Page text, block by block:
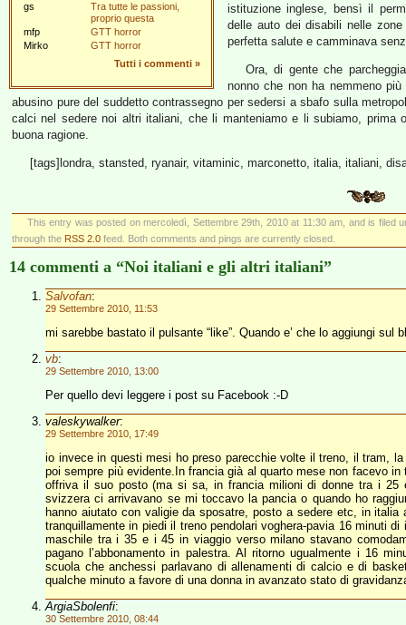
gs
Tra tutte le passioni,
proprio questa
mfp
GTT horror
Mirko
GTT horror
Tutti i commenti »
istituzione inglese, bensì il
delle auto dei disabili nelle
perfetta salute e camminava
Ora, di gente che
nonno che non ha nemmeno
abusino pure del suddetto contrassegno per sedersi a sbafo sulla
calci nel sedere noi altri italiani, che li manteniamo e li subiamo, prima
buona ragione.
[tags]londra, stansted, ryanair, vitaminic, marconetto, italia, italiani,
This entry was posted on mercoledì, Settembre 29th, 2010 at 11:30 am, and is filed
through the RSS 2.0 feed. Both comments and pings are currently closed.
14 commenti a “Noi italiani e gli altri italiani”
Salvofan:
29 Settembre 2010, 11:53
mi sarebbe bastato il pulsante “like”. Quando e’ che lo aggiungi sul
vb:
29 Settembre 2010, 13:00
Per quello devi leggere i post su Facebook :-D
valeskywalker:
29 Settembre 2010, 17:49
io invece in questi mesi ho preso parecchie volte il treno, il tram,
poi sempre più evidente.In francia già al quarto mese non facevo
offriva il suo posto (ma si sa, in francia milioni di donne tra i 25
svizzera ci arrivavano se mi toccavo la pancia o quando ho
hanno aiutato con valigie da sposatre, posto a sedere etc, in
tranquillamente in piedi il treno pendolari voghera-pavia 16 minuti
maschile tra i 35 e i 45 in viaggio verso milano stavano
pagano l’abbonamento in palestra. Al ritorno ugualmente i 16
scuola che anchessi parlavano di allenamenti di calcio e di
qualche minuto a favore di una donna in avanzato stato di
ArgiaSbolenfi:
30 Settembre 2010, 08:44